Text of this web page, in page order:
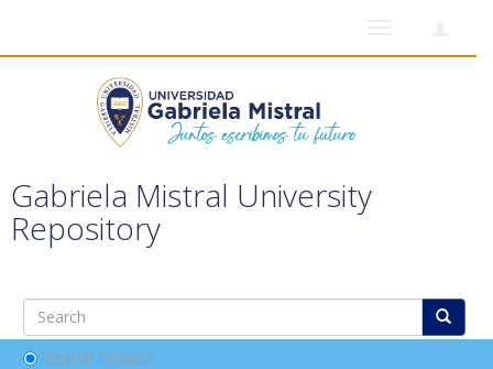
Gabriela Mistral University
Repository
Search DSpace